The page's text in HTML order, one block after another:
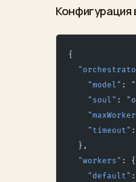
{
    "model"
:
    "soul"
:
    "timeout"
:
  },
  "workers"
: {
    "default"